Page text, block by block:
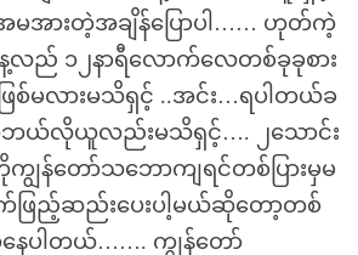
အားတဲ့အချိန်ပြောပါ…… ဟုတ်ကဲ့
လည် ၁၂နာရီလောက်လေတစ်ခုခုစား
စ်မလားမသိရှင့် ..အင်း…ရပါတယ်ခ
ာဘယ်လိုယူလည်းမသိရှင့်…. ၂သောင်း
ျွန်တော်သဘောကျရင်တစ်ပြားမှမ
ြည့်ဆည်းပေးပါ့မယ်ဆိုတော့တစ်
ပါတယ်……. ကျွန်တော်